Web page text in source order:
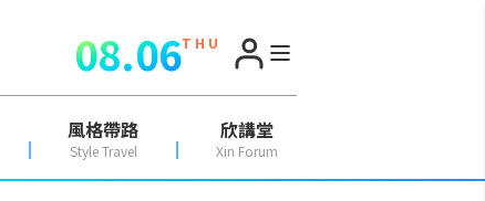
08.06T H U
風格帶路
Style Travel
欣講堂
Xin Forum